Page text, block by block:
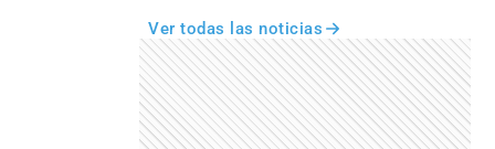
Ver todas las noticias